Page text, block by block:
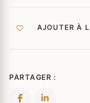
AJOUTER À
PARTAGER :